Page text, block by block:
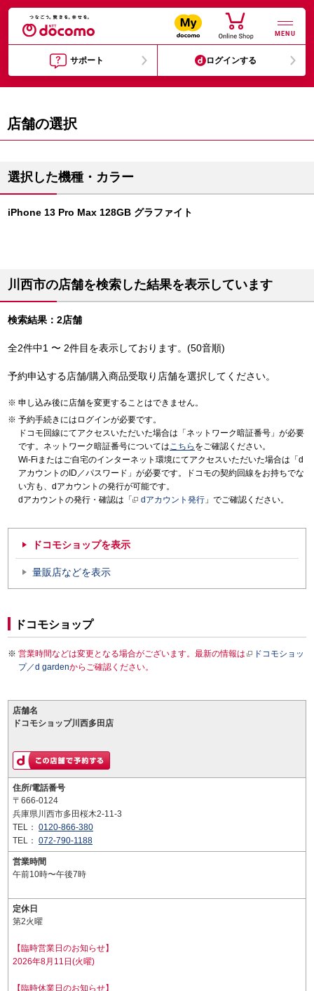
MENU
サポート ログインする
店舗の選択
選択した機種・カラー
iPhone 13 Pro Max 128GB グラファイト
川西市の店舗を検索した結果を表示しています
検索結果：2店舗
全2件中1 〜 2件目を表示しております。(50音順)
予約申込する店舗/購入商品受取り店舗を選択してください。
申し込み後に店舗を変更することはできません。
予約手続きにはログインが必要です。
ドコモ回線にてアクセスいただいた場合は「ネットワーク暗証番号」が必要
です。ネットワーク暗証番号についてはこちら をご確認ください。
Wi-Fiまたはご自宅のインターネット環境にてアクセスいただいた場合は「d
アカウントのID／パスワード」が必要です。ドコモの契約回線をお持ちでな
い方も、dアカウントの発行が可能です。
dアカウントの発行・確認は「
dアカウント発行 」でご確認ください。
ドコモショップを表示
量販店などを表示
ドコモショップ
営業時間などは変更となる場合がございます。最新の情報は
ドコモショッ
プ／d gardenからご確認ください。
店舗名
ドコモショップ川西多田店
住所/電話番号
〒666-0124
兵庫県川西市多田桜木2-11-3
TEL： 0120-866-380
TEL： 072-790-1188
営業時間
午前10時〜午後7時
定休日
第2火曜
【臨時営業日のお知らせ】
2026年8月11日(火曜)
【臨時休業日のお知らせ】